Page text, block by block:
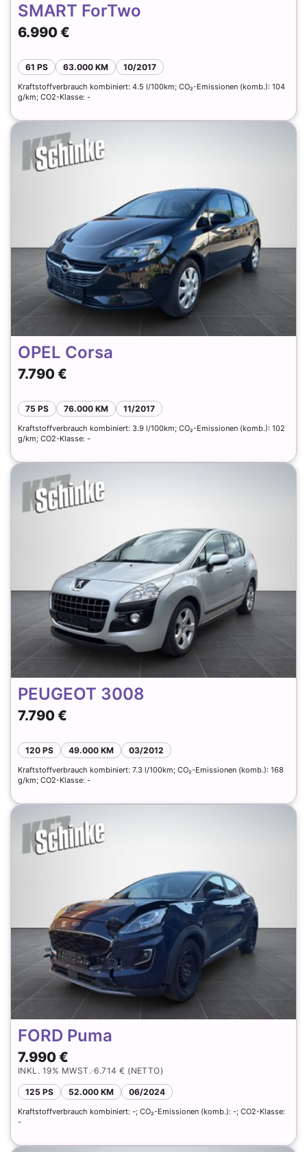
SMART ForTwo
6.990 €
61 PS 63.000 KM 10/2017
Kraftstoffverbrauch kombiniert: 4.5 l/100km; CO₂-Emissionen (komb.): 104
g/km; CO2-Klasse: -
OPEL Corsa
7.790 €
75 PS 76.000 KM 11/2017
Kraftstoffverbrauch kombiniert: 3.9 l/100km; CO₂-Emissionen (komb.): 102
g/km; CO2-Klasse: -
PEUGEOT 3008
7.790 €
120 PS 49.000 KM 03/2012
Kraftstoffverbrauch kombiniert: 7.3 l/100km; CO₂-Emissionen (komb.): 168
g/km; CO2-Klasse: -
FORD Puma
7.990 €
INKL. 19% MWST. 6.714 € (NETTO)
125 PS 52.000 KM 06/2024
Kraftstoffverbrauch kombiniert: -; CO₂-Emissionen (komb.): -; CO2-Klasse:
-